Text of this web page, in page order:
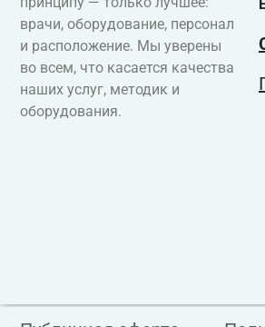
врачи, оборудование, персонал
и расположение. Мы уверены
во всем, что касается качества
наших услуг, методик и
оборудования.